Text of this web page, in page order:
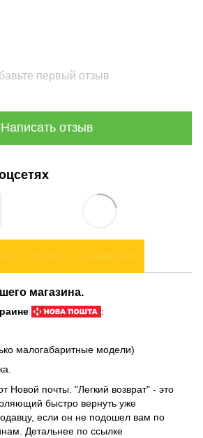
первый отзыв
Написать отзыв
магазина.
:
малогабаритные модели)
Новой почты. "Легкий возврат" - это
быстро вернуть уже
если он не подошел вам по
Детальнее по ссылке